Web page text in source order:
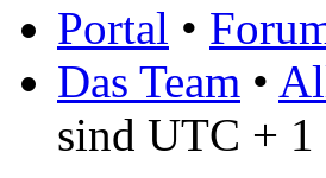
Portal •
Das Team •
sind UTC + 1